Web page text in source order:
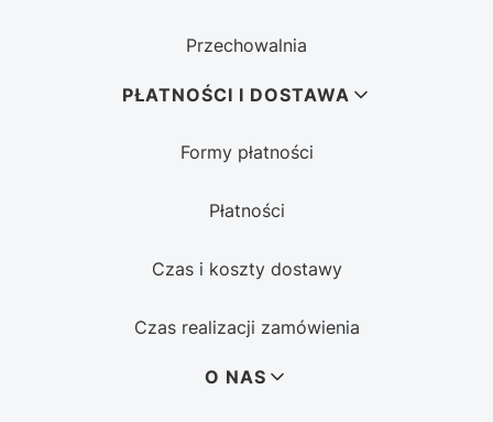
Przechowalnia
PŁATNOŚCI I DOSTAWA
Formy płatności
Płatności
Czas i koszty dostawy
Czas realizacji zamówienia
O NAS